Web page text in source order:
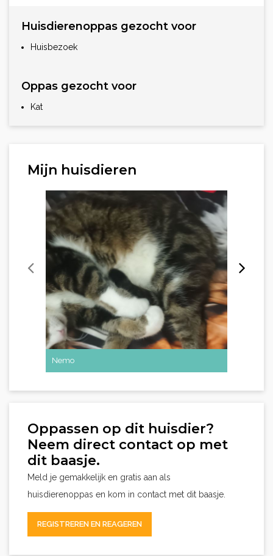
Huisdierenoppas gezocht voor
Huisbezoek
Oppas gezocht voor
Kat
Mijn huisdieren
Nemo
Oppassen op dit huisdier?
Neem direct contact op met
dit baasje.
Meld je gemakkelijk en gratis aan als
huisdierenoppas en kom in contact met dit baasje.
REGISTREREN EN REAGEREN